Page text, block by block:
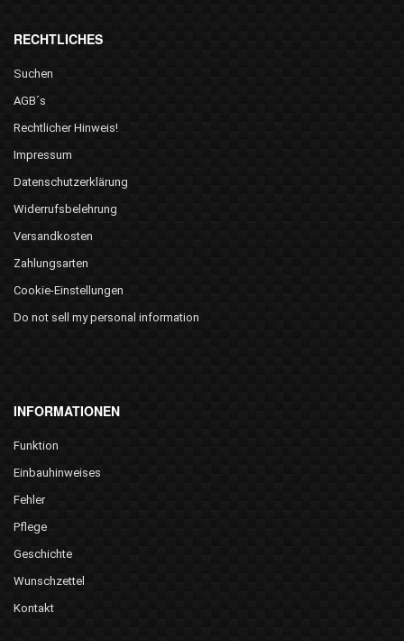
RECHTLICHES
Suchen
AGB´s
Rechtlicher Hinweis!
Impressum
Datenschutzerklärung
Widerrufsbelehrung
Versandkosten
Zahlungsarten
Cookie-Einstellungen
Do not sell my personal information
INFORMATIONEN
Funktion
Einbauhinweises
Fehler
Pflege
Geschichte
Wunschzettel
Kontakt